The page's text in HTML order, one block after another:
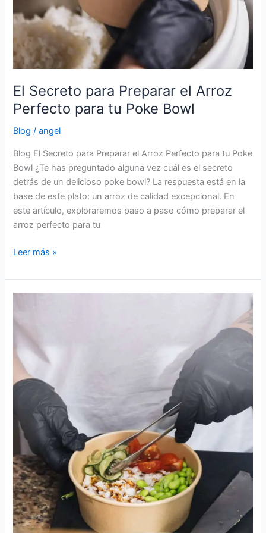
El Secreto para Preparar el Arroz
Perfecto para tu Poke Bowl
Blog /angel
Blog El Secreto para Preparar el Arroz Perfecto para tu Poke
Bowl ¿Te has preguntado alguna vez cuál es el secreto
detrás de un delicioso poke bowl? La respuesta está en la
base de este plato: un arroz de calidad excepcional. En
este artículo, exploraremos paso a paso cómo preparar el
arroz perfecto para tu
Leer más »
calorías
contiene
realmente
Poke